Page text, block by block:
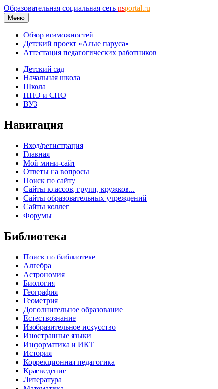
Образовательная социальная сеть nsportal.ru
Меню
Обзор возможностей
Детский проект «Алые паруса»
Аттестация педагогических работников
Детский сад
Начальная школа
Школа
НПО и СПО
ВУЗ
Навигация
Вход/регистрация
Главная
Мой мини-сайт
Ответы на вопросы
Поиск по сайту
Сайты классов, групп, кружков...
Сайты образовательных учреждений
Сайты коллег
Форумы
Библиотека
Поиск по библиотеке
Алгебра
Астрономия
Биология
География
Геометрия
Дополнительное образование
Естествознание
Изобразительное искусство
Иностранные языки
Информатика и ИКТ
История
Коррекционная педагогика
Краеведение
Литература